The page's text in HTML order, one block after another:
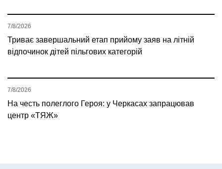
Триває завершальний етап прийому заяв на літній
відпочинок дітей пільгових категорій
7/8/2026
На честь полеглого Героя: у Черкасах запрацював
центр «ТЯЖ»
7/8/2026